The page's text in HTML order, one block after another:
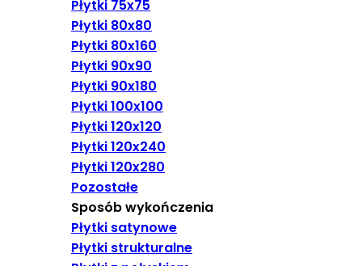
Płytki 75x75
Płytki 80x80
Płytki 80x160
Płytki 90x90
Płytki 90x180
Płytki 100x100
Płytki 120x120
Płytki 120x240
Płytki 120x280
Pozostałe
Sposób wykończenia
Płytki satynowe
Płytki strukturalne